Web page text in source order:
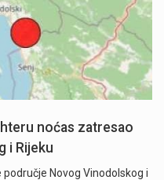
noćas zatresao
i Rijeku
Novog Vinodolskog i